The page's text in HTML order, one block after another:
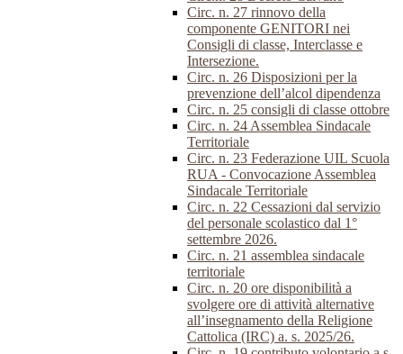
Circ. n. 27 rinnovo della
componente GENITORI nei
Consigli di classe, Interclasse e
Intersezione.
Circ. n. 26 Disposizioni per la
prevenzione dell’alcol dipendenza
Circ. n. 25 consigli di classe ottobre
Circ. n. 24 Assemblea Sindacale
Territoriale
Circ. n. 23 Federazione UIL Scuola
RUA - Convocazione Assemblea
Sindacale Territoriale
Circ. n. 22 Cessazioni dal servizio
del personale scolastico dal 1°
settembre 2026.
Circ. n. 21 assemblea sindacale
territoriale
Circ. n. 20 ore disponibilità a
svolgere ore di attività alternative
all’insegnamento della Religione
Cattolica (IRC) a. s. 2025/26.